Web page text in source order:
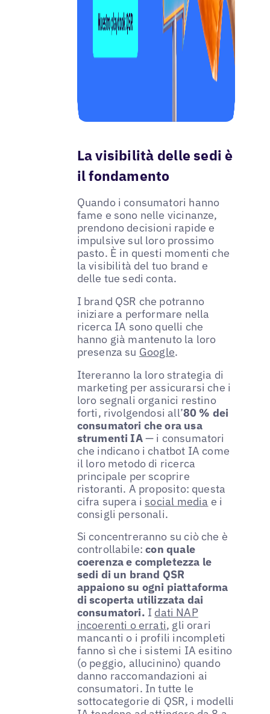
La visibilità delle sedi è
il fondamento
Quando i consumatori hanno
fame e sono nelle vicinanze,
prendono decisioni rapide e
impulsive sul loro prossimo
pasto. È in questi momenti che
la visibilità del tuo brand e
delle tue sedi conta.
I brand QSR che potranno
iniziare a performare nella
ricerca IA sono quelli che
hanno già mantenuto la loro
presenza su Google.
Itereranno la loro strategia di
marketing per assicurarsi che i
loro segnali organici restino
forti, rivolgendosi all’80 % dei
consumatori che ora usa
strumenti IA— i consumatori
che indicano i chatbot IA come
il loro metodo di ricerca
principale per scoprire
ristoranti. A proposito: questa
cifra supera i social media e i
consigli personali.
Si concentreranno su ciò che è
controllabile:con quale
coerenza e completezza le
sedi di un brand QSR
appaiono su ogni piattaforma
di scoperta utilizzata dai
consumatori. I dati NAP
incoerenti o errati, gli orari
mancanti o i profili incompleti
fanno sì che i sistemi IA esitino
(o peggio, allucinino) quando
danno raccomandazioni ai
consumatori. In tutte le
sottocategorie di QSR, i modelli